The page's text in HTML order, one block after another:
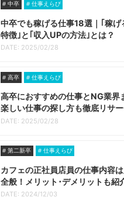
中卒 仕事えらび
中卒でも稼げる仕事18選｜｢稼げ
特徴｣と｢収入UPの方法｣とは？
DATE: 2025/02/28
高卒 仕事えらび
高卒におすすめの仕事とNG業界
楽しい仕事の探し方も徹底リサー
DATE: 2025/02/28
第二新卒 仕事えらび
カフェの正社員店員の仕事内容
全般！メリット･デメリットも紹
DATE: 2024/12/03